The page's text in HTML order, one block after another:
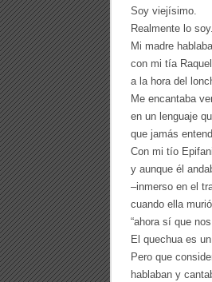
Soy viejísimo.
Realmente lo soy.
Mi madre
con mi tía Raquel
a la hora del
Me encantaba
en un lenguaje
que jamás
Con mi tío
y aunque él
–inmerso en el
cuando ella
“ahora sí que
El quechua es
Pero que
hablaban y